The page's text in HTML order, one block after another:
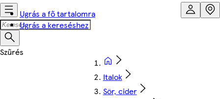
Ugrás a fő tartalomra
Ugrás a kereséshez
Italok
Sör, cider